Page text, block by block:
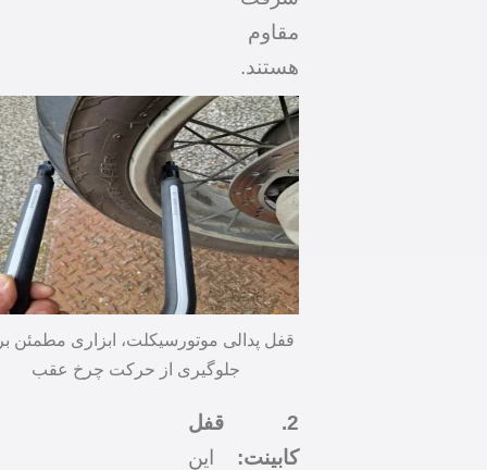
مقاوم
هستند.
قفل پدالی موتورسیکلت، ابزاری مطمئن برای
جلوگیری از حرکت چرخ عقب
2. قفل
کابینت:این